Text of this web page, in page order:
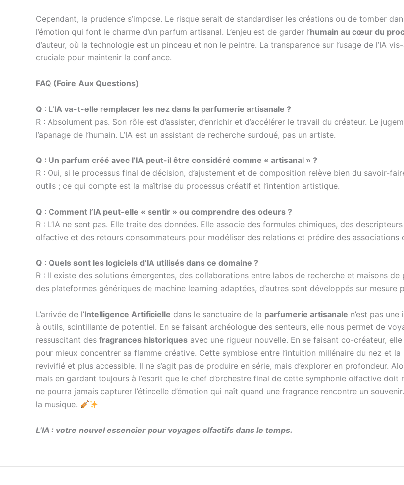
Cependant, la prudence s’impose. Le risque serait de standardiser les créations ou de tomber
l’émotion qui font le charme d’un parfum artisanal. L’enjeu est de garder l’humain au cœur du
d’auteur, où la technologie est un pinceau et non le peintre. La transparence sur l’usage de l’IA
cruciale pour maintenir la confiance.
FAQ (Foire Aux Questions)
Q : L’IA va-t-elle remplacer les nez dans la parfumerie artisanale ?
R : Absolument pas. Son rôle est d’assister, d’enrichir et d’accélérer le travail du créateur. Le
l’apanage de l’humain. L’IA est un assistant de recherche surdoué, pas un artiste.
Q : Un parfum créé avec l’IA peut-il être considéré comme « artisanal » ?
R : Oui, si le processus final de décision, d’ajustement et de composition relève bien du savoir-
outils ; ce qui compte est la maîtrise du processus créatif et l’intention artistique.
Q : Comment l’IA peut-elle « sentir » ou comprendre des odeurs ?
R : L’IA ne sent pas. Elle traite des données. Elle associe des formules chimiques, des
olfactive et des retours consommateurs pour modéliser des relations et prédire des
Q : Quels sont les logiciels d’IA utilisés dans ce domaine ?
R : Il existe des solutions émergentes, des collaborations entre labos de recherche et maisons
des plateformes génériques de machine learning adaptées, d’autres sont développés sur mesure
L’arrivée de l’Intelligence Artificielle dans le sanctuaire de la parfumerie artisanale n’est pas
à outils, scintillante de potentiel. En se faisant archéologue des senteurs, elle nous permet de
ressuscitant des fragrances historiques avec une rigueur nouvelle. En se faisant co-créateur,
pour mieux concentrer sa flamme créative. Cette symbiose entre l’intuition millénaire du nez et la
revivifié et plus accessible. Il ne s’agit pas de produire en série, mais d’explorer en profondeur.
mais en gardant toujours à l’esprit que le chef d’orchestre final de cette symphonie olfactive
ne pourra jamais capturer l’étincelle d’émotion qui naît quand une fragrance rencontre un
la musique.
L’IA : votre nouvel essencier pour voyages olfactifs dans le temps.